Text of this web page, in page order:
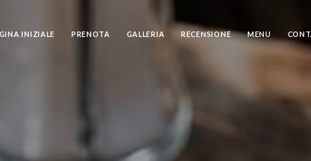
INIZIALE PRENOTA GALLERIA RECENSIONE MENU